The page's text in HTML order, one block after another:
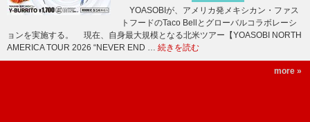
YOASOBIが、アメリカ発メキシカン・ファス
トフードのTaco Bellとグローバルコラボレーシ
ョンを実施する。 現在、自身最大規模となる北米ツアー【YOASOBI NORTH
AMERICA TOUR 2026 “NEVER END … 続きを読む
more »